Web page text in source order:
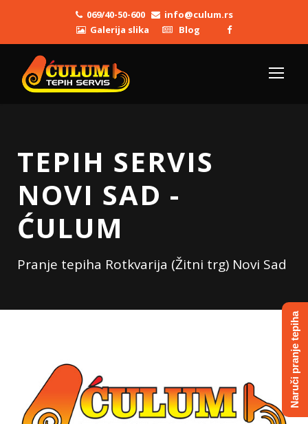
069/40-50-600
info@culum.rs
Galerija slika
Blog
TEPIH SERVIS
NOVI SAD -
ĆULUM
Pranje tepiha Rotkvarija (Žitni trg) Novi Sad
Naruči pranje tepiha